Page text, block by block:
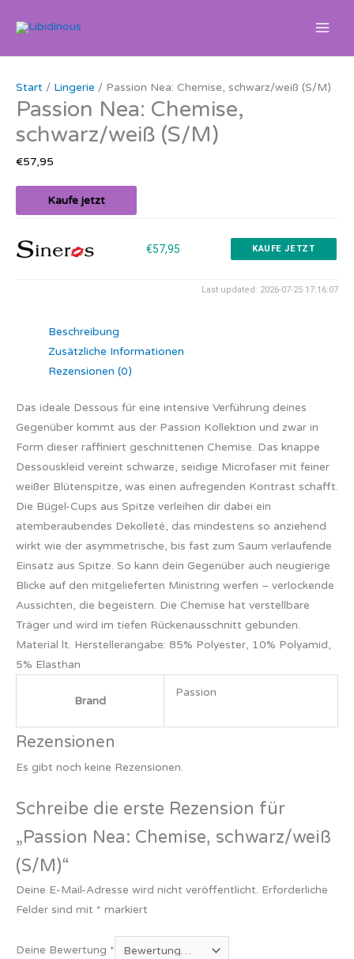
Inhalt
Start / Lingerie / Passion Nea: Chemise, schwarz/weiß (S/M)
Passion Nea: Chemise,
schwarz/weiß (S/M)
€57,95
Kaufe jetzt
€57,95 KAUFE JETZT
Last updated: 2026-07-25 17:16:07
Beschreibung
Zusätzliche Informationen
Rezensionen (0)
Das ideale Dessous für eine intensive Verführung deines
Gegenüber kommt aus der Passion Kollektion und zwar in
Form dieser raffiniert geschnittenen Chemise. Das knappe
Dessouskleid vereint schwarze, seidige Microfaser mit feiner
weißer Blütenspitze, was einen aufregenden Kontrast schafft.
Die Bügel-Cups aus Spitze verleihen dir dabei ein
atemberaubendes Dekolleté, das mindestens so anziehend
wirkt wie der asymmetrische, bis fast zum Saum verlaufende
Einsatz aus Spitze. So kann dein Gegenüber auch neugierige
Blicke auf den mitgelieferten Ministring werfen – verlockende
Aussichten, die begeistern. Die Chemise hat verstellbare
Träger und wird im tiefen Rückenausschnitt gebunden.
Material lt. Herstellerangabe: 85% Polyester, 10% Polyamid,
5% Elasthan
Brand
Passion
Rezensionen
Es gibt noch keine Rezensionen.
Schreibe die erste Rezension für
„Passion Nea: Chemise, schwarz/weiß
(S/M)“
Deine E-Mail-Adresse wird nicht veröffentlicht. Erforderliche
Felder sind mit * markiert
Deine Bewertung *